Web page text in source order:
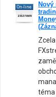
On-line
záznam
téma